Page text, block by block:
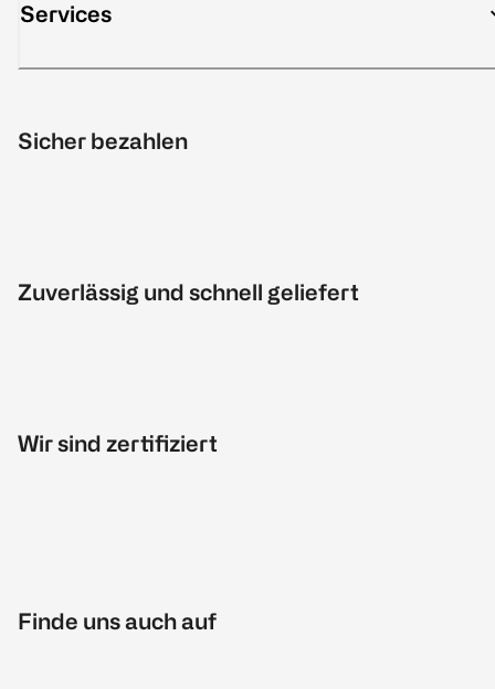
Services
Sicher bezahlen
Zuverlässig und schnell geliefert
Wir sind zertifiziert
Finde uns auch auf